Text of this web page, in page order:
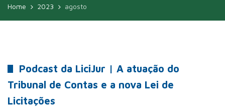
Home 2023 agosto
Podcast da LiciJur | A atuação do
Tribunal de Contas e a nova Lei de
Licitações